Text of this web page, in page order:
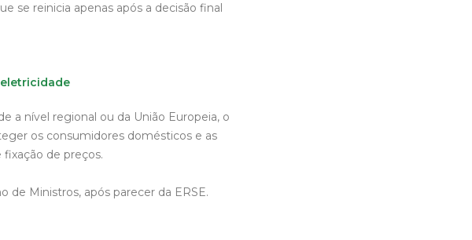
se reinicia apenas após a decisão final
a nível regional ou da União Europeia, o
os consumidores domésticos e as
de preços.
de Ministros, após parecer da ERSE.